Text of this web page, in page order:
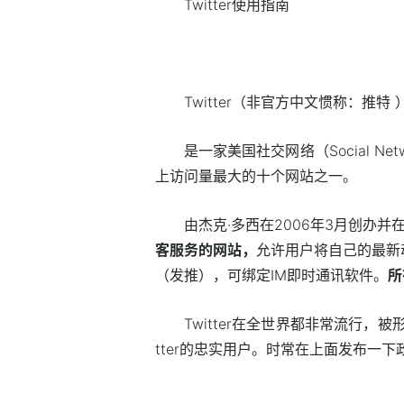
Twitter使用指南
Twitter（非官方中文惯称：推特
是一家美国社交网络（Social
上访问量最大的十个网站之一。
由杰克·多西在2006年3月创办并
客服务的网站， 允许用户将自己的最
（发推），可绑定IM即时通讯软件。
Twitter在全世界都非常流行，被
tter的忠实用户。时常在上面发布一下